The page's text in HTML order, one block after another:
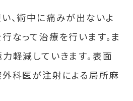
、術中に痛みが出ないよ
なって治療を行います。ま
軽減していきます。表面
外科医が注射による局所麻